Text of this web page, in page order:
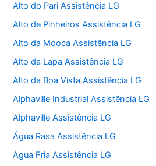
Alto do Pari Assistência LG
Alto de Pinheiros Assistência LG
Alto da Mooca Assistência LG
Alto da Lapa Assistência LG
Alto da Boa Vista Assistência LG
Alphaville Industrial Assistência LG
Alphaville Assistência LG
Água Rasa Assistência LG
Água Fria Assistência LG